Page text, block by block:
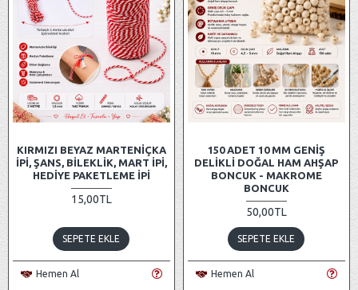
KIRMIZI BEYAZ MARTENIÇKA
İPI, ŞANS, BILEKLIK, MART İPI,
HEDIYE PAKETLEME İPI
15,00TL
SEPETE EKLE
Hemen Al
150 ADET 10 MM GENIŞ
DELIKLI DOĞAL HAM AHŞAP
BONCUK - MAKROME
BONCUK
50,00TL
SEPETE EKLE
Hemen Al